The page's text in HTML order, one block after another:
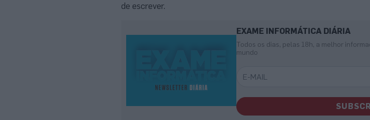
de escrever.
EXAME INFORMÁTICA DIÁRIA
Todos os dias, pelas 18h, a melhor
mundo